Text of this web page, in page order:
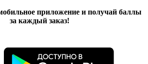
приложение и получай баллы
за каждый заказ!